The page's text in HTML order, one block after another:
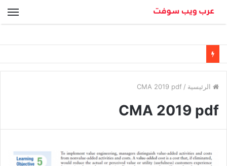
الرئيسية /
CMA 2019 pdf
CMA 2019 pdf